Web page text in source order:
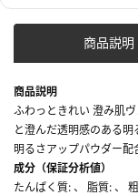
商品説明
商品説明
ふわっときれい 澄み肌
と澄んだ透明感のある
明るさアップパウダー配
成分（保証分析値）
たんぱく質: 、 脂質: 、